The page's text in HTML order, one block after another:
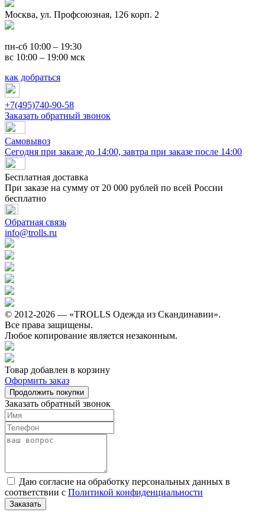
Москва, ул. Профсоюзная, 126 корп. 2
пн-сб 10:00 – 19:30
вс 10:00 – 19:00 мск
как добраться
+7(495)740-90-58
Заказать обратный звонок
Самовывоз
Сегодня при заказе до 14:00, завтра при заказе после 14:00
Бесплатная доставка
При заказе на сумму от 20 000 рублей по всей России
бесплатно
Обратная связь
info@trolls.ru
© 2012-2026 — «TROLLS Одежда из Скандинавии».
Все права защищены.
Любое копирование является незаконным.
Товар добавлен в корзину
Оформить заказ
Продолжить покупки
Заказать обратный звонок
Даю согласие на обработку персональных данных в
соответствии с Политикой конфиденциальности
Заказать